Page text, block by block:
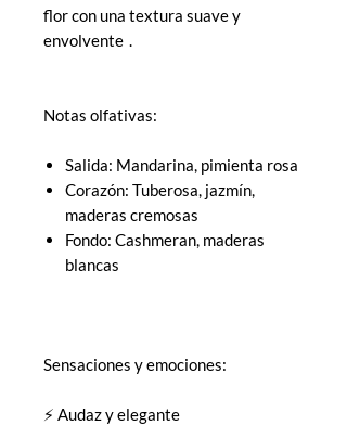
flor con una textura suave y
envolvente .
Notas olfativas:
Salida: Mandarina, pimienta rosa
Corazón: Tuberosa, jazmín,
maderas cremosas
Fondo: Cashmeran, maderas
blancas
Sensaciones y emociones:
⚡ Audaz y elegante